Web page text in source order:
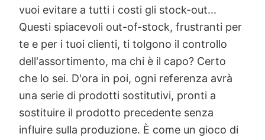
vuoi evitare a tutti i costi gli stock-out...
Questi spiacevoli out-of-stock, frustranti per
te e per i tuoi clienti, ti tolgono il controllo
dell'assortimento, ma chi è il capo? Certo
che lo sei. D'ora in poi, ogni referenza avrà
una serie di prodotti sostitutivi, pronti a
sostituire il prodotto precedente senza
influire sulla produzione. È come un gioco di